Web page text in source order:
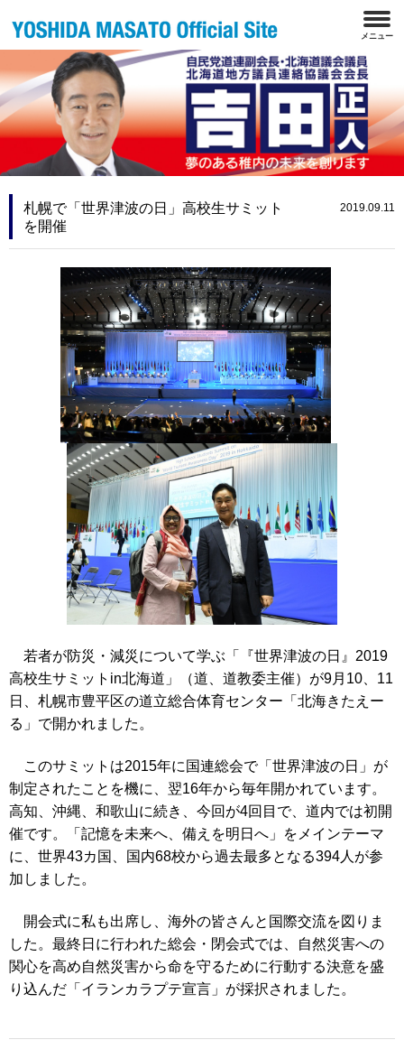
札幌で「世界津波の日」高校生サミット
を開催
2019.09.11
若者が防災・減災について学ぶ「『世界津波の日』2019
高校生サミットin北海道」（道、道教委主催）が9月10、11
日、札幌市豊平区の道立総合体育センター「北海きたえー
る」で開かれました。
このサミットは2015年に国連総会で「世界津波の日」が
制定されたことを機に、翌16年から毎年開かれています。
高知、沖縄、和歌山に続き、今回が4回目で、道内では初開
催です。「記憶を未来へ、備えを明日へ」をメインテーマ
に、世界43カ国、国内68校から過去最多となる394人が参
加しました。
開会式に私も出席し、海外の皆さんと国際交流を図りま
した。最終日に行われた総会・閉会式では、自然災害への
関心を高め自然災害から命を守るために行動する決意を盛
り込んだ「イランカラプテ宣言」が採択されました。